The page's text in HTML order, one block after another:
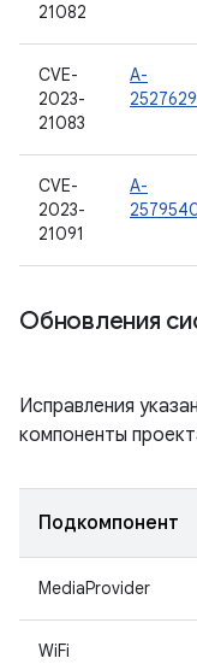
21082
CVE-
2023-
21083
A-
CVE-
2023-
21091
A-
Обновления
Исправления
компоненты
Подкомпонент
MediaProvider
WiFi